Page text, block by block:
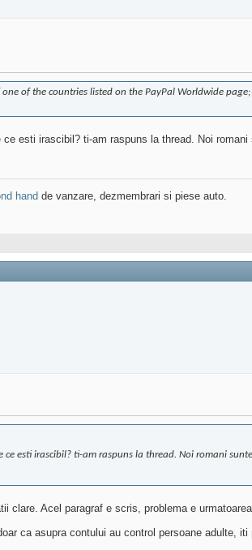
of the countries listed on the PayPal Worldwide
esti irascibil? ti-am raspuns la thread. Noi
hand de vanzare, dezmembrari si piese auto.
esti irascibil? ti-am raspuns la thread. Noi romani
clare. Acel paragraf e scris, problema e
ca asupra contului au control persoane